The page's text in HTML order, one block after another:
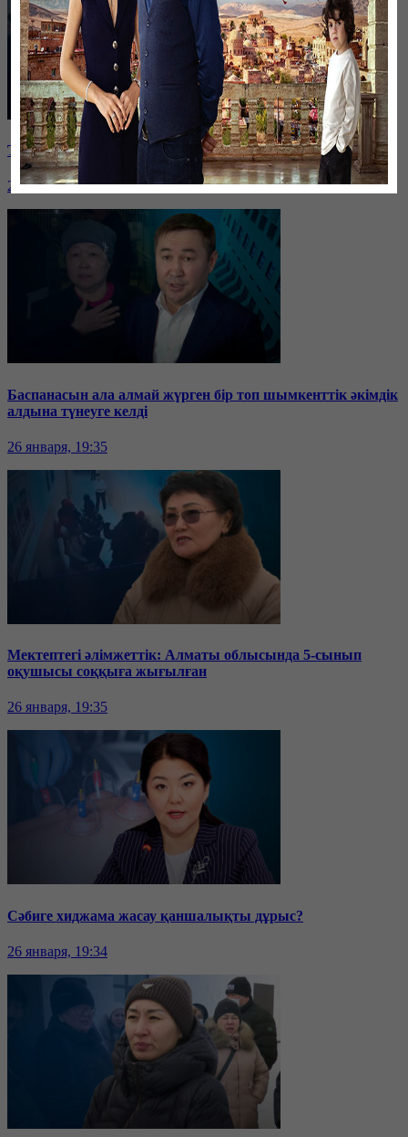
Таразда ТЭЦ қызметкерлері жалақы көтеруді талап етті
26 января, 19:36
Баспанасын ала алмай жүрген бір топ шымкенттік әкімдік
алдына түнеуге келді
26 января, 19:35
Мектептегі әлімжеттік: Алматы облысында 5-сынып
оқушысы соққыға жығылған
26 января, 19:35
Сәбиге хиджама жасау қаншалықты дұрыс?
26 января, 19:34